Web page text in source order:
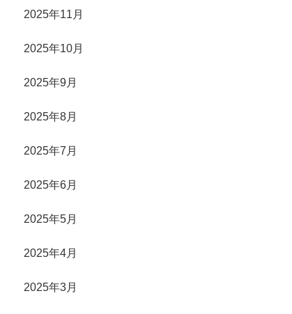
2025年11月
2025年10月
2025年9月
2025年8月
2025年7月
2025年6月
2025年5月
2025年4月
2025年3月